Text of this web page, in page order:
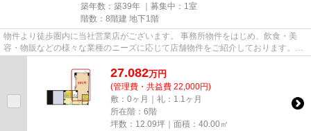
築年数：築39年 ｜募集中： 1室
階数：8階建 地下1階
物件より徒歩圏内に当社営業店がございます。 事務所物件をはじめ、飲食・美
容・物販などの様々な業種のニーズに応じて店舗物件をご紹介しております。
尚、弊社ではおとり広告は一切...
27.082万円
(管理費・共益費 22,000円)
敷：0ヶ月｜礼：1.1ヶ月
所在階：6階
坪数：12.09坪｜面積：40.00㎡